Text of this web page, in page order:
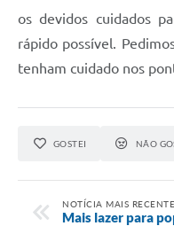
os devidos cuidados
rápido possível.
tenham cuidado nos
GOSTEI NÃO
NOTÍCIA MAIS RECENTE
Mais lazer para